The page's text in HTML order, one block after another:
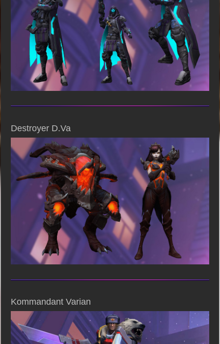
Destroyer D.Va
Kommandant Varian